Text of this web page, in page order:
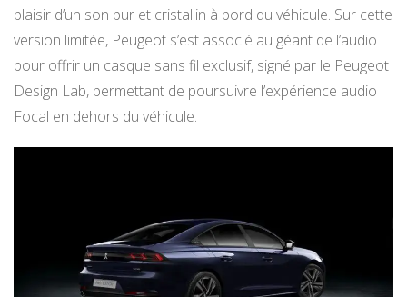
plaisir d’un son pur et cristallin à bord du véhicule. Sur cette
version limitée, Peugeot s’est associé au géant de l’audio
pour offrir un casque sans fil exclusif, signé par le Peugeot
Design Lab, permettant de poursuivre l’expérience audio
Focal en dehors du véhicule.